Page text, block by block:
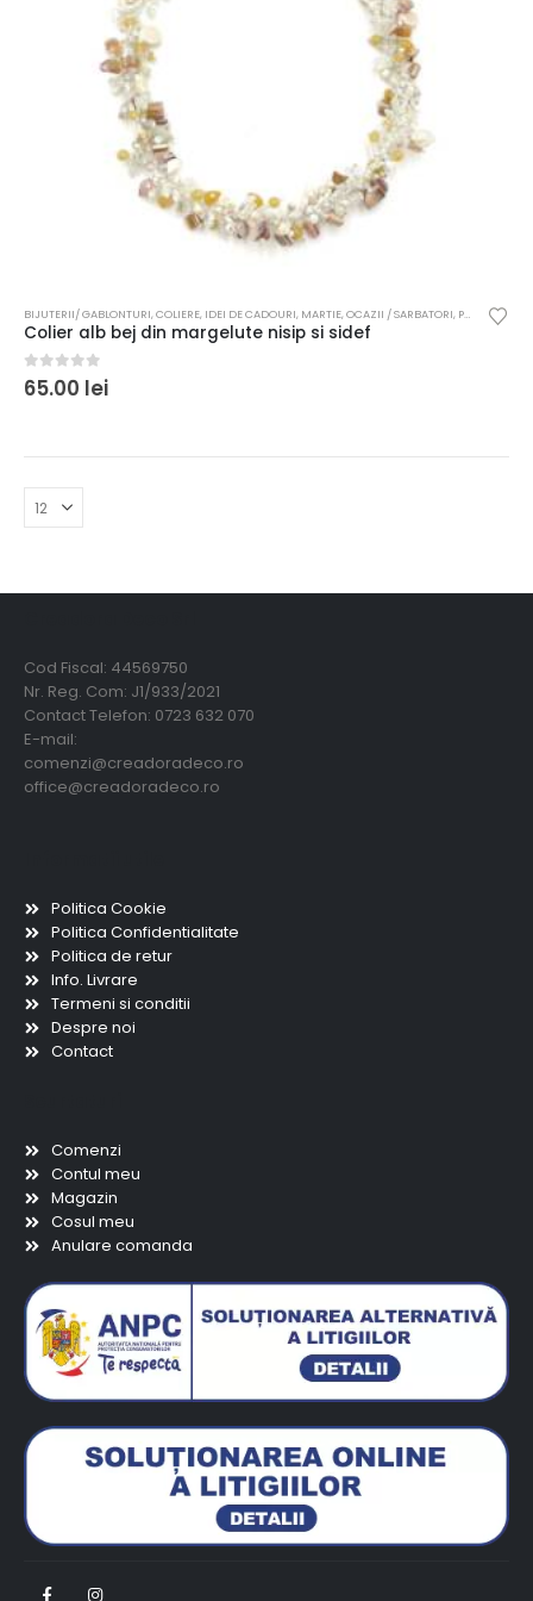
BIJUTERII/ GABLONTURI,COLIERE, IDEI DE CADOURI, MARTIE,OCAZII / SARBATORI, PENTRU FEMEI
Colier alb bej din margelute nisip si sidef
0out of 5
65.00 lei
Cod Fiscal: 44569750
Nr. Reg. Com: J1/933/2021
Contact Telefon: 0723 632 070
E-mail:
comenzi@creadoradeco.ro
office@creadoradeco.ro
Politica Cookie
Politica Confidentialitate
Politica de retur
Info. Livrare
Termeni si conditii
Despre noi
Contact
Comenzi
Contul meu
Magazin
Cosul meu
Anulare comanda